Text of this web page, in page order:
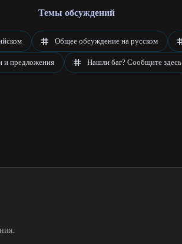
Темы обсуждений
Общее обсуждение на русском
и предложения Нашли баг? Сообщите здесь